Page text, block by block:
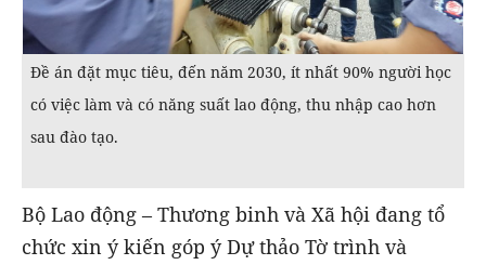
Đề án đặt mục tiêu, đến năm 2030, ít nhất 90% người học
có việc làm và có năng suất lao động, thu nhập cao hơn
sau đào tạo.
Bộ Lao động – Thương binh và Xã hội đang tổ
chức xin ý kiến góp ý Dự thảo Tờ trình và